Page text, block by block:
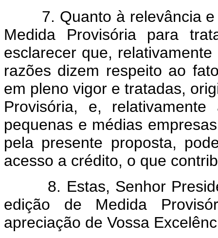
7. Quanto à relevância e
Medida Provisória para
esclarecer que,
razões dizem respeito ao
em pleno vigor e tratadas,
Provisória, e,
pequenas e médias
pela presente proposta,
acesso a crédito, o que
8. Estas, Senhor
edição de Medida
apreciação de Vossa